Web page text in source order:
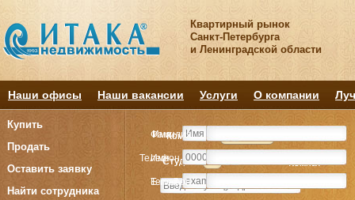
Квартирный рынок
Санкт-Петербурга
и Ленинградской области
Наши офисы Наши вакансии Услуги О компании
Купить
Продать
Оставить заявку
Найти сотрудника
Комнату
Студия Комнат
Комнату
Студия Комнат
Имя
Телефон
E-mail
Фамилия
Имя
Телефон